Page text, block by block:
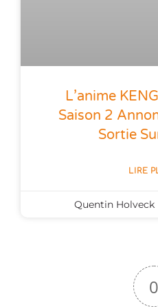
L’anime
Saison 2
Sortie
LIRE
Quentin Holveck
0